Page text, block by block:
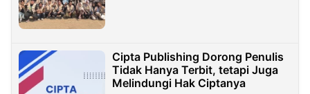
Cipta Publishing Dorong Penulis
Tidak Hanya Terbit, tetapi Juga
Melindungi Hak Ciptanya